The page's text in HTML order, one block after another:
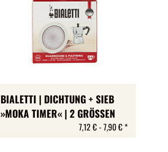
BIALETTI | DICHTUNG + SIEB
»MOKA TIMER« | 2 GRÖSSEN
7,12 € -7,90 € *